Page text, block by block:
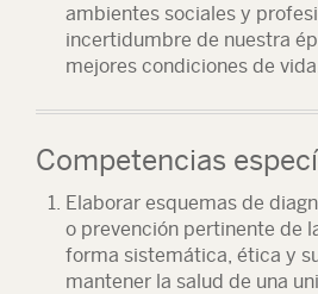
ambientes sociales y
incertidumbre de nuestra
mejores condiciones de
Competencias
Elaborar esquemas de
o prevención pertinente de
forma sistemática, ética y
mantener la salud de una